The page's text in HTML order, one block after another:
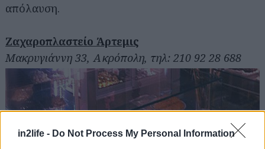
in2life - Do Not Process My Personal Information
απόλαυση.
Ζαχαροπλαστείο Άρτεμις
Μακρυγιάννη 33, Ακρόπολη, τηλ: 210 92 28 688